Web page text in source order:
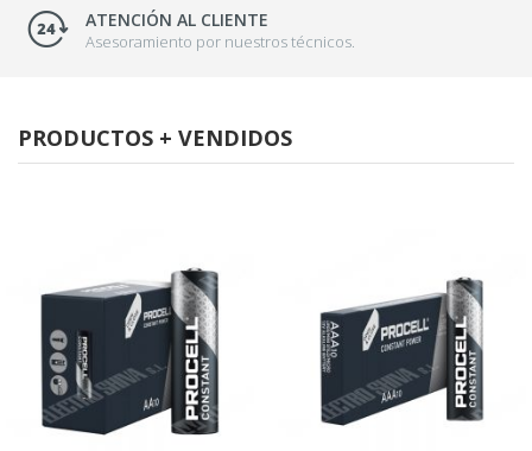
ATENCIÓN AL CLIENTE
Asesoramiento por nuestros técnicos.
PRODUCTOS + VENDIDOS